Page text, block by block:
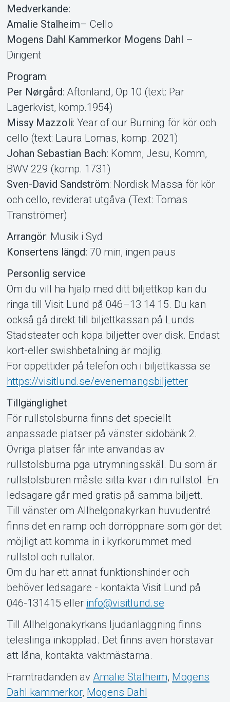
Medverkande:
Amalie Stalheim– Cello
Mogens Dahl Kammerkor Mogens Dahl –
Dirigent
Program:
Per Nørgård: Aftonland, Op 10 (text: Pär
Lagerkvist, komp.1954)
Missy Mazzoli: Year of our Burning för kör och
cello (text: Laura Lomas, komp. 2021)
Johan Sebastian Bach: Komm, Jesu, Komm,
BWV 229 (komp. 1731)
Sven-David Sandström: Nordisk Mässa för kör
och cello, reviderat utgåva (Text: Tomas
Tranströmer)
Arrangör: Musik i Syd
Konsertens längd: 70 min, ingen paus
Personlig service
Om du vill ha hjälp med ditt biljettköp kan du
ringa till Visit Lund på 046–13 14 15. Du kan
också gå direkt till biljettkassan på Lunds
Stadsteater och köpa biljetter över disk. Endast
kort-eller swishbetalning är möjlig.
För öppettider på telefon och i biljettkassa se
https://visitlund.se/evenemangsbiljetter
Tillgänglighet
För rullstolsburna finns det speciellt
anpassade platser på vänster sidobänk 2.
Övriga platser får inte användas av
rullstolsburna pga utrymningsskäl. Du som är
rullstolsburen måste sitta kvar i din rullstol. En
ledsagare går med gratis på samma biljett.
Till vänster om Allhelgonakyrkan huvudentré
finns det en ramp och dörröppnare som gör det
möjligt att komma in i kyrkorummet med
rullstol och rullator.
Om du har ett annat funktionshinder och
behöver ledsagare - kontakta Visit Lund på
046-131415 eller info@visitlund.se
Till Allhelgonakyrkans ljudanläggning finns
teleslinga inkopplad. Det finns även hörstavar
att låna, kontakta vaktmästarna.
Framträdanden av Amalie Stalheim, Mogens
Dahl kammerkor, Mogens Dahl